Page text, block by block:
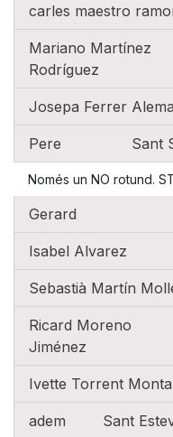
carles maestro
Mariano Martínez
Rodríguez
Josepa Ferrer
Pere Sant
Només un NO rotund.
Gerard
Isabel Alvarez
Sebastià Martín
Ricard Moreno
Jiménez
Ivette Torrent
adem Sant